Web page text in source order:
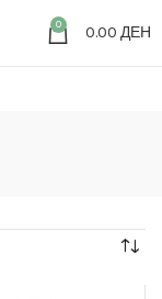
0 0.00 ДЕН